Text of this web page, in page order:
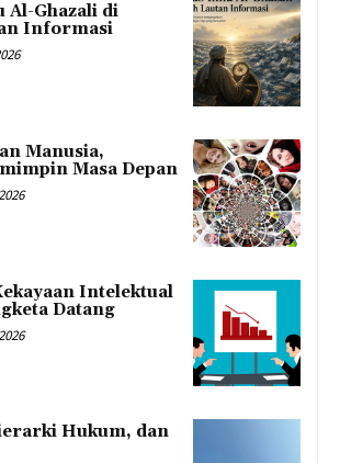
Al-Ghazali di
Informasi
Manusia,
Masa Depan
Intelektual
Datang
Hukum, dan